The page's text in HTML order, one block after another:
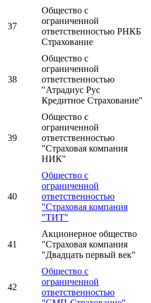
37
Общество с
ограниченной
ответственностью РНКБ
Страхование
38
Общество с
ограниченной
ответственностью
"Атрадиус Рус
Кредитное Страхование"
39
Общество с
ограниченной
ответственностью
"Страховая компания
НИК"
40
Общество с
ограниченной
ответственностью
"Страховая компания
"ТИТ"
41
Акционерное общество
"Страховая компания
"Двадцать первый век"
42
Общество с
ограниченной
ответственностью